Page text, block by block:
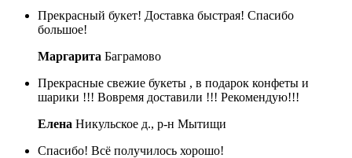
Прекрасный букет! Доставка быстрая! Спасибо
большое!
Маргарита Баграмово
Прекрасные свежие букеты , в подарок конфеты и
шарики !!! Вовремя доставили !!! Рекомендую!!!
Елена Никульское д., р-н Мытищи
Спасибо! Всё получилось хорошо!